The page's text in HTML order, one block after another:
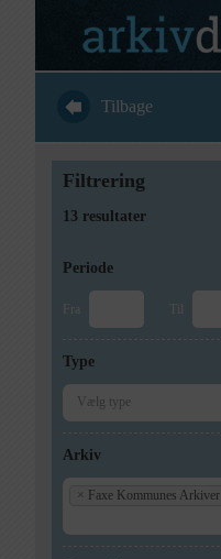
Tilbage
Filtrering
13 resultater
Periode
Fra Til
Type
Arkiv
× Faxe Kommunes Arkiver